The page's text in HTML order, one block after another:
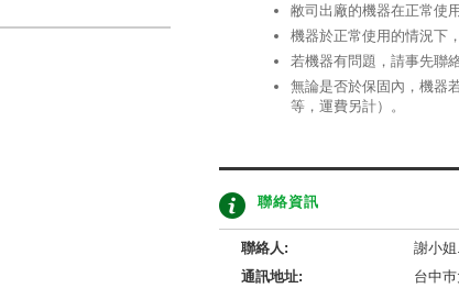
敝司出廠的機器在正常使
機器於正常使用的情況下
若機器有問題，請事先聯
無論是否於保固內，機器
等，運費另計）。
聯絡資訊
聯絡人:
謝小
通訊地址:
台中